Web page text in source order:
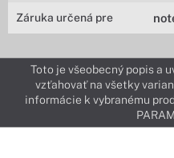
Záruka určená pre
Toto je všeobecný popis a
vzťahovať na všetky
informácie k vybranému